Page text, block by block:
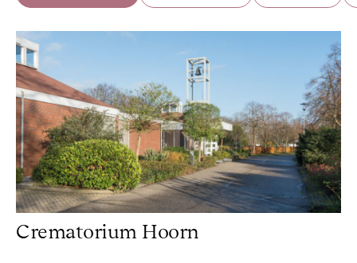
Crematorium Hoorn
Crematorium Hoorn